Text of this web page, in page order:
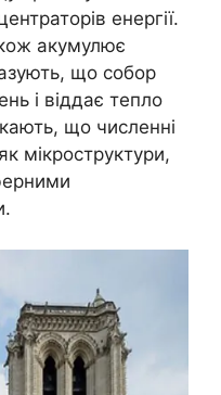
енергії.
акумулює
що собор
і віддає тепло
що численні
мікроструктури,